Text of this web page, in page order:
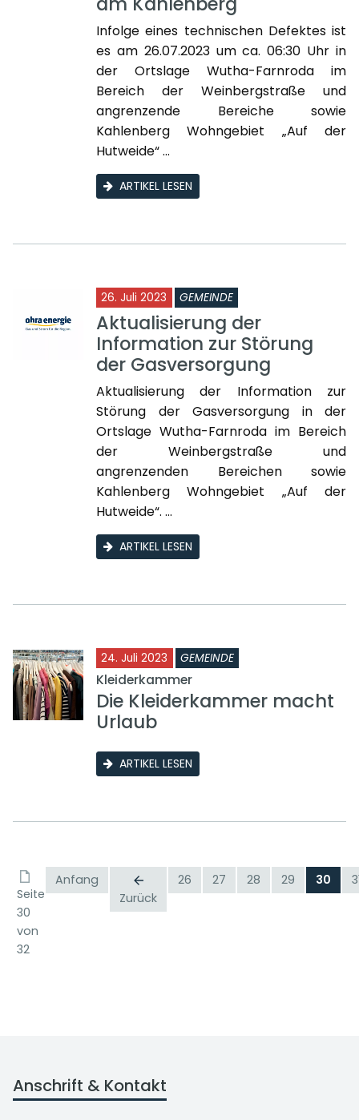
Infolge eines technischen Defektes ist
es am 26.07.2023 um ca. 06:30 Uhr in
der Ortslage Wutha-Farnroda im
Bereich der Weinbergstraße und
angrenzende Bereiche sowie
Kahlenberg Wohngebiet „Auf der
Hutweide“ ...
ARTIKEL LESEN
26. Juli 2023 GEMEINDE
Aktualisierung der
Information zur Störung
der Gasversorgung
Aktualisierung der Information zur
Störung der Gasversorgung in der
Ortslage Wutha-Farnroda im Bereich
der Weinbergstraße und
angrenzenden Bereichen sowie
Kahlenberg Wohngebiet „Auf der
Hutweide“. ...
ARTIKEL LESEN
24. Juli 2023 GEMEINDE
Kleiderkammer
Die Kleiderkammer macht
Urlaub
ARTIKEL LESEN
Seite
30
von
32
Anfang
Zurück
26 27 28 29 30
Anschrift & Kontakt